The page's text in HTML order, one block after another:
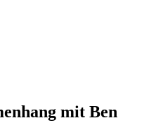
mit Ben